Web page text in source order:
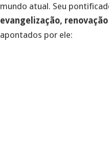
mundo atual. Seu
evangelização, renovação
apontados por ele: